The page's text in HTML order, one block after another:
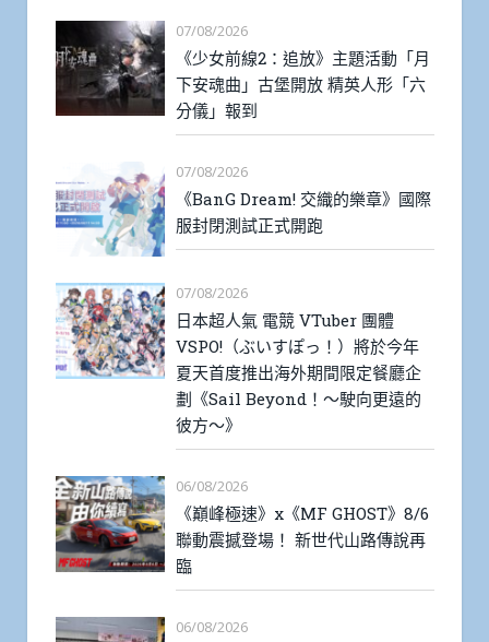
07/08/2026
《少女前線2：追放》主題活動「月
下安魂曲」古堡開放 精英人形「六
分儀」報到
07/08/2026
《BanG Dream! 交織的樂章》國際
服封閉測試正式開跑
07/08/2026
日本超人氣 電競 VTuber 團體
VSPO!（ぶいすぽっ！）將於今年
夏天首度推出海外期間限定餐廳企
劃《Sail Beyond！～駛向更遠的
彼方～》
06/08/2026
《巔峰極速》x《MF GHOST》8/6
聯動震撼登場！ 新世代山路傳說再
臨
06/08/2026